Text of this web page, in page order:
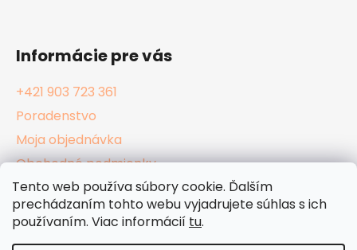
Tento web používa súbory cookie. Ďalším
prechádzaním tohto webu vyjadrujete súhlas s ich
používaním. Viac informácií tu.
Informácie pre vás
+421 903 723 361
Poradenstvo
Moja objednávka
Obchodné podmienky
Reklamačný poriadok
Podmienky ochrany osobných údajov